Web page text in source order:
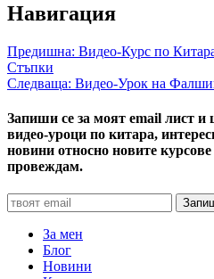
Навигация
Предишна: Видео-Курс по
Стъпки
Следваща: Видео-Урок на
Запиши се за моят email лист
видео-уроци по китара,
новини относно новите
провеждам.
За мен
Блог
Новини